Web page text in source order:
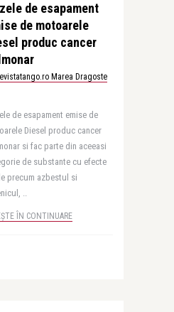
de esapament
de motoarele
produc cancer
Marea Dragoste
de esapament emise de
Diesel produc cancer
si fac parte din aceeasi
de substante cu efecte
precum azbestul si
..
ÎN CONTINUARE